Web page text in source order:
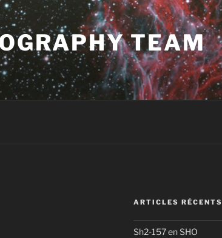
TEAM
ARTICLES RÉCENTS
Sh2-157 en SHO